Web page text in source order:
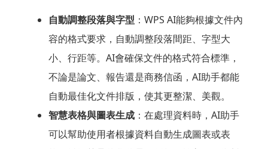
自動調整段落與字型 ：WPS AI能夠根據文件內
容的格式要求，自動調整段落間距、字型大
小、行距等。AI會確保文件的格式符合標準，
不論是論文、報告還是商務信函，AI助手都能
自動最佳化文件排版，使其更整潔、美觀。
智慧表格與圖表生成：在處理資料時，AI助手
可以幫助使用者根據資料自動生成圖表或表